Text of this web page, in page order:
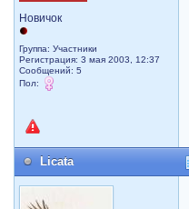
Новичок
Группа: Участники
Регистрация: 3 мая 2003, 12:37
Сообщений: 5
Пол:
Licata